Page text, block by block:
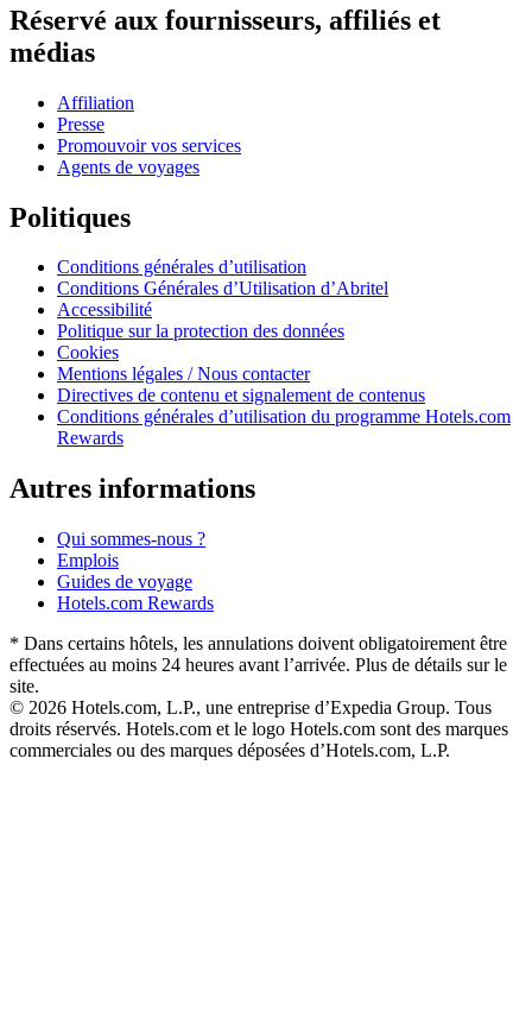
Réservé aux fournisseurs, affiliés et
médias
Affiliation
Presse
Promouvoir vos services
Agents de voyages
Politiques
Conditions générales d’utilisation
Conditions Générales d’Utilisation d’Abritel
Accessibilité
Politique sur la protection des données
Cookies
Mentions légales / Nous contacter
Directives de contenu et signalement de contenus
Conditions générales d’utilisation du programme Hotels.com
Rewards
Autres informations
Qui sommes-nous ?
Emplois
Guides de voyage
Hotels.com Rewards
* Dans certains hôtels, les annulations doivent obligatoirement être
effectuées au moins 24 heures avant l’arrivée. Plus de détails sur le
site.
© 2026 Hotels.com, L.P., une entreprise d’Expedia Group. Tous
droits réservés. Hotels.com et le logo Hotels.com sont des marques
commerciales ou des marques déposées d’Hotels.com, L.P.